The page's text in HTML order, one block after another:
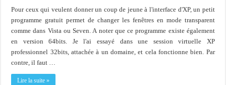
Pour ceux qui veulent donner un coup de jeune à l'interface d'XP, un petit
programme gratuit permet de changer les fenêtres en mode transparent
comme dans Vista ou Seven. A noter que ce programme existe également
en version 64bits. Je l'ai essayé dans une session virtuelle XP
professionnel 32bits, attachée à un domaine, et cela fonctionne bien. Par
contre, il faut …
Lire la suite »